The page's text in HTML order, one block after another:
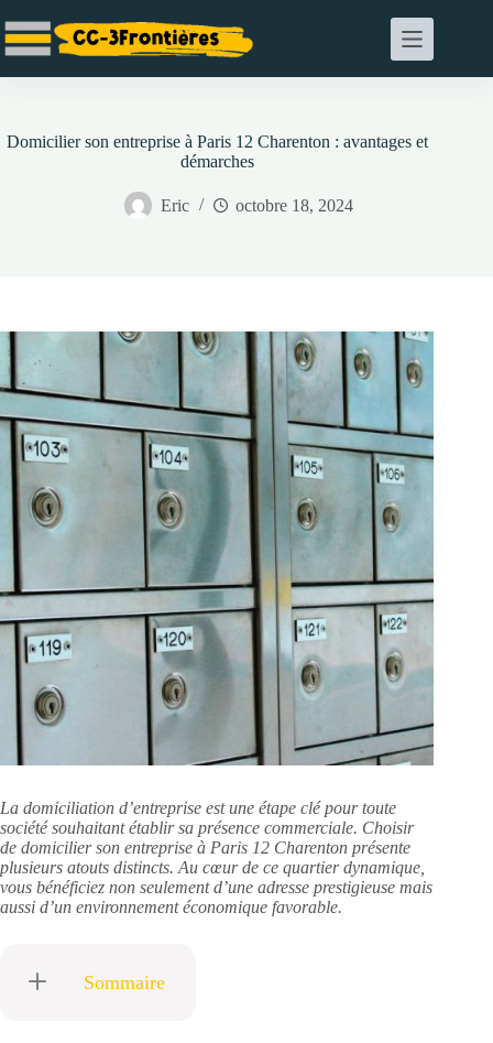
au
contenu
Domicilier son entreprise à Paris 12 Charenton : avantages et
démarches
Eric octobre 18, 2024
La domiciliation d’entreprise est une étape clé pour toute
société souhaitant établir sa présence commerciale. Choisir
de domicilier son entreprise à Paris 12 Charenton présente
plusieurs atouts distincts. Au cœur de ce quartier dynamique,
vous bénéficiez non seulement d’une adresse prestigieuse mais
aussi d’un environnement économique favorable.
Sommaire